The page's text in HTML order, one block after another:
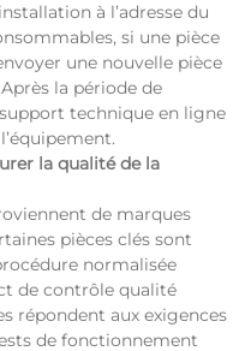
à l’adresse du
si une pièce
une nouvelle pièce
la période de
technique en ligne
la qualité de la
de marques
pièces clés sont
normalisée
de contrôle qualité
répondent aux exigences
de fonctionnement